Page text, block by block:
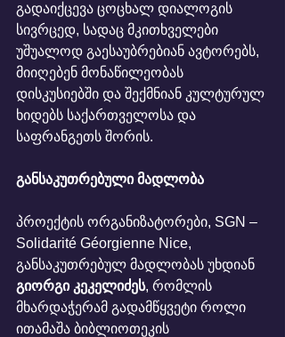
გადაიქცევა ცოცხალ დიალოგის
სივრცედ, სადაც მკითხველები
უშუალოდ გაესაუბრებიან ავტორებს,
მიიღებენ მონაწილეობას
დისკუსიებში და შექმნიან კულტურულ
ხიდებს საქართველოსა და
საფრანგეთს შორის.
განსაკუთრებული მადლობა
პროექტის ორგანიზატორები, SGN –
Solidarité Géorgienne Nice,
განსაკუთრებულ მადლობას უხდიან
გიორგი კეკელიძეს, რომლის
მხარდაჭერამ გადამწყვეტი როლი
ითამაშა ბიბლიოთეკის